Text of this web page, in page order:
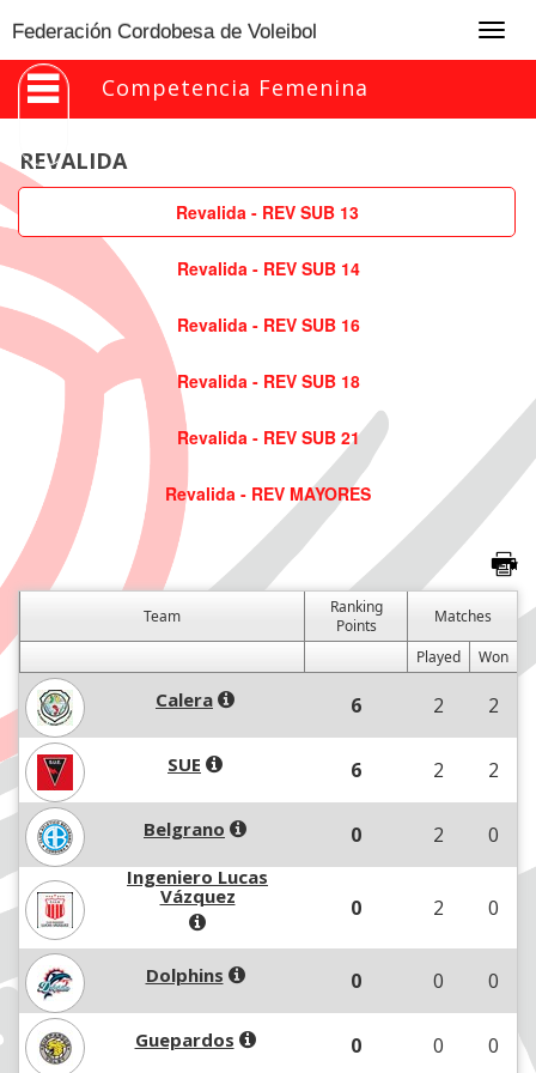
Federación Cordobesa de Voleibol
Competencia Femenina
REVALIDA
Revalida - REV SUB 13
Revalida - REV SUB 14
Revalida - REV SUB 16
Revalida - REV SUB 18
Revalida - REV SUB 21
Revalida - REV MAYORES
Team
Ranking
Points
Matches
Played
Won
Calera 6 2 2
SUE 6 2 2
Belgrano 0 2 0
Ingeniero Lucas
Vázquez
0 2 0
Dolphins 0 0 0
Guepardos 0 0 0